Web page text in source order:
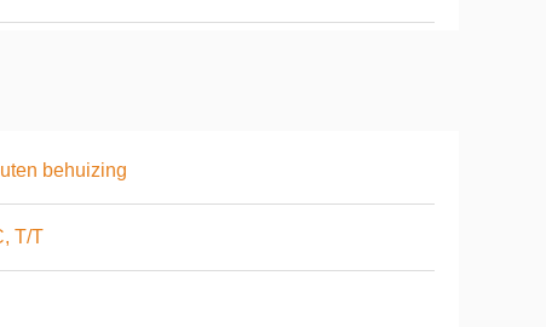
behuizing
T/T